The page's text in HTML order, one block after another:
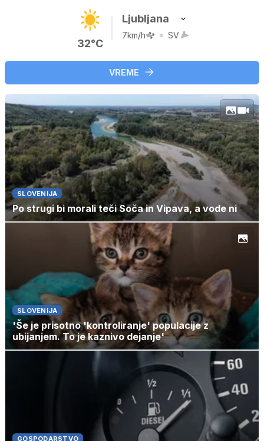
32°C
Ljubljana
7km/h SV
VREME
SLOVENIJA
Po strugi bi morali teči Soča in Vipava, a vode ni
SLOVENIJA
'Še je prisotno 'kontroliranje' populacije z
ubijanjem. To je kaznivo dejanje'
GOSPODARSTVO